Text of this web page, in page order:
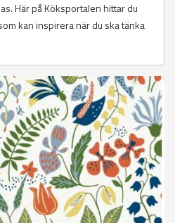
Här på Köksportalen hittar du
kan inspirera när du ska tänka